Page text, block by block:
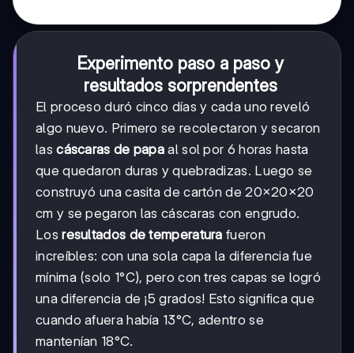
Experimento paso a paso y
resultados sorprendentes
El proceso duró cinco días y cada uno reveló
algo nuevo. Primero se recolectaron y secaron
lascáscaras de papa al sol por 6 horas hasta
que quedaron duras y quebradizas. Luego se
construyó una casita de cartón de 20×20×20
cm y se pegaron las cáscaras con engrudo.
Losresultados de temperatura fueron
increíbles: con una sola capa la diferencia fue
mínima (solo 1°C), pero con tres capas se logró
una diferencia de ¡5 grados! Esto significa que
cuando afuera había 13°C, adentro se
mantenían 18°C.